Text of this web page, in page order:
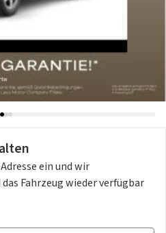
ein und wir
Fahrzeug wieder verfügbar